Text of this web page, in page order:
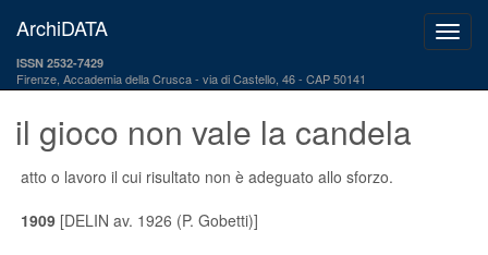
ArchiDATA
ISSN 2532-7429
Firenze, Accademia della Crusca via di Castello, 46 - CAP 50141
il gioco non vale la candela
atto o lavoro il cui risultato non è adeguato allo sforzo.
1909[DELIN av. 1926 (P. Gobetti)]